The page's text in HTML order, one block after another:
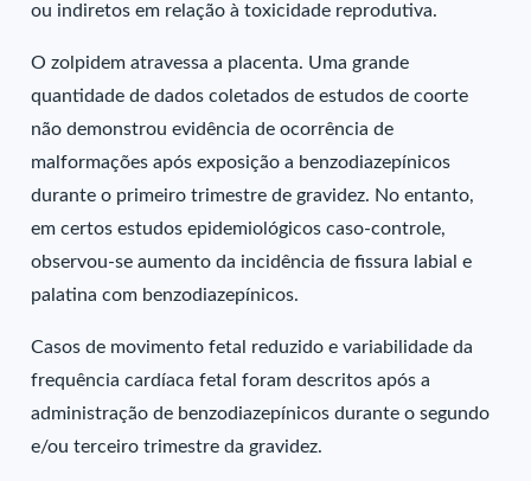
ou indiretos em relação à toxicidade reprodutiva.
O zolpidem atravessa a placenta. Uma grande
quantidade de dados coletados de estudos de coorte
não demonstrou evidência de ocorrência de
malformações após exposição a benzodiazepínicos
durante o primeiro trimestre de gravidez. No entanto,
em certos estudos epidemiológicos caso-controle,
observou-se aumento da incidência de fissura labial e
palatina com benzodiazepínicos.
Casos de movimento fetal reduzido e variabilidade da
frequência cardíaca fetal foram descritos após a
administração de benzodiazepínicos durante o segundo
e/ou terceiro trimestre da gravidez.